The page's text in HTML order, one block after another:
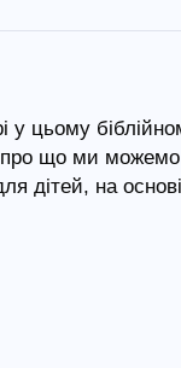
у цьому
що ми можемо
дітей, на